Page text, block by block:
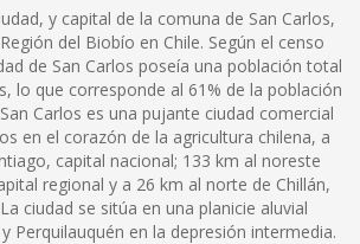
y capital de la comuna de San Carlos,
del Biobío en Chile. Según el censo
de San Carlos poseía una población total
lo que corresponde al 61% de la población
Carlos es una pujante ciudad comercial
en el corazón de la agricultura chilena, a
capital nacional; 133 km al noreste
regional y a 26 km al norte de Chillán,
ciudad se sitúa en una planicie aluvial
Perquilauquén en la depresión intermedia.